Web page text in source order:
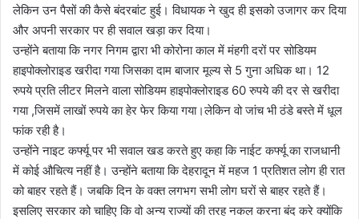
लेकिन उन पैसों की कैसे बंदरबांट हुई। विधायक ने खुद ही इसको उजागर कर दिया
और अपनी सरकार पर ही सवाल खड़ा कर दिया।
उन्होंने बताया कि नगर निगम द्वारा भी कोरोना काल में मंहगी दरों पर सोडियम
हाइपोक्लोराइड खरीदा गया जिसका दाम बाजार मूल्य से 5 गुना अधिक था। 12
रुपये प्रति लीटर मिलने वाला सोडियम हाइपोक्लोराइड 60 रुपये की दर से खरीदा
गया ,जिसमें लाखों रुपये का हेर फेर किया गया।लेकिन वो जांच भी ठंडे बस्ते में धूल
फांक रही है।
उन्होंने नाइट कर्फ्यू पर भी सवाल खड करते हुए कहा कि नाईट कर्फ्यू का राजधानी
में कोई औचित्य नहीं है। उन्होंने बताया कि देहरादून में महज 1 प्रतिशत लोग ही रात
को बाहर रहते हैं। जबकि दिन के वक्त लगभग सभी लोग घरों से बाहर रहते हैं।
इसलिए सरकार को चाहिए कि वो अन्य राज्यों की तरह नकल करना बंद करे क्योंकि